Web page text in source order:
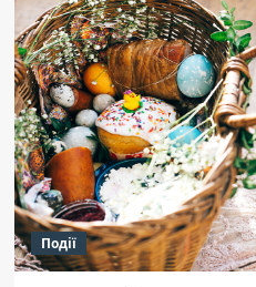
стану
дерев
та встановлення
правил
для
земельних
робіт:
нова
стратегія
озеленення
Полтави
Події